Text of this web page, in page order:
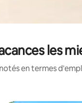
les
en termes